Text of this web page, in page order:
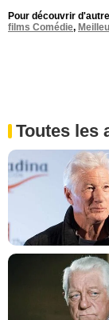
Pour découvrir
films Comédie,
Toutes les